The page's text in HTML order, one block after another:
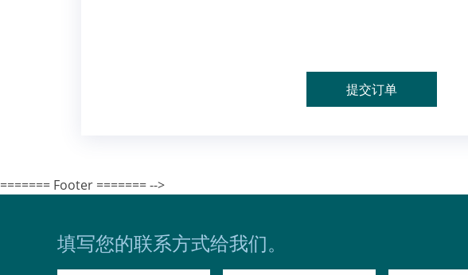
提交订单
======= Footer ======= -->
填写您的联系方式给我们。